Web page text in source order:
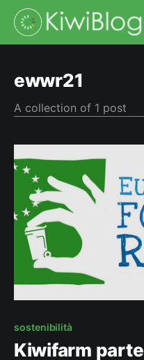
ewwr21
A collection of 1 post
sostenibilità
Kiwifarm